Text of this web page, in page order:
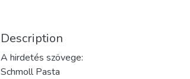
Description
A hirdetés szövege:
Schmoll Pasta